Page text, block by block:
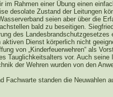
Rahmen einer Übung einen
desolate Zustand der Leitungen
seien aber über die
bald zu beseitigen.
des Landesbrandschutzgesetzes
Dienst körperlich nicht
von „Kinderfeuerwehren“ als
Tauglichkeitsalters vor. Auch seine
der Wehren wurden von den
Fachwarte standen die Neuwahlen